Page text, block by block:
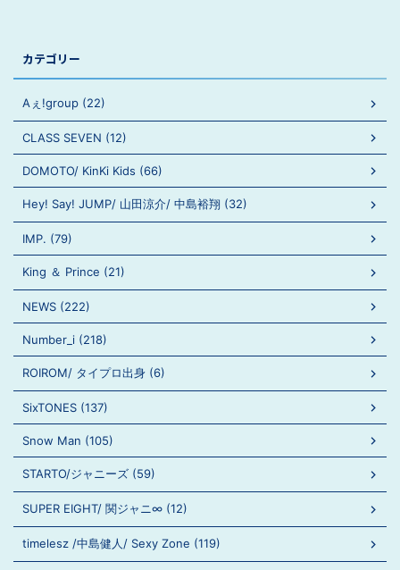
カテゴリー
Aぇ!group (22)
CLASS SEVEN (12)
DOMOTO/ KinKi Kids (66)
Hey! Say! JUMP/ 山田涼介/ 中島裕翔 (32)
IMP. (79)
King ＆ Prince (21)
NEWS (222)
Number_i (218)
ROIROM/ タイプロ出身 (6)
SixTONES (137)
Snow Man (105)
STARTO/ジャニーズ (59)
SUPER EIGHT/ 関ジャニ∞ (12)
timelesz /中島健人/ Sexy Zone (119)